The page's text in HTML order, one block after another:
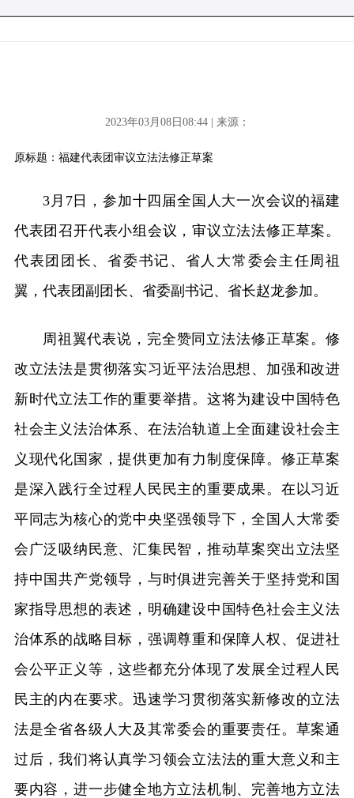
2023年03月08日08:44 | 来源：
原标题：福建代表团审议立法法修正草案
3月7日，参加十四届全国人大一次会议的福建
代表团召开代表小组会议，审议立法法修正草案。
代表团团长、省委书记、省人大常委会主任周祖
翼，代表团副团长、省委副书记、省长赵龙参加。
周祖翼代表说，完全赞同立法法修正草案。修
改立法法是贯彻落实习近平法治思想、加强和改进
新时代立法工作的重要举措。这将为建设中国特色
社会主义法治体系、在法治轨道上全面建设社会主
义现代化国家，提供更加有力制度保障。修正草案
是深入践行全过程人民民主的重要成果。在以习近
平同志为核心的党中央坚强领导下，全国人大常委
会广泛吸纳民意、汇集民智，推动草案突出立法坚
持中国共产党领导，与时俱进完善关于坚持党和国
家指导思想的表述，明确建设中国特色社会主义法
治体系的战略目标，强调尊重和保障人权、促进社
会公平正义等，这些都充分体现了发展全过程人民
民主的内在要求。迅速学习贯彻落实新修改的立法
法是全省各级人大及其常委会的重要责任。草案通
过后，我们将认真学习领会立法法的重大意义和主
要内容，进一步健全地方立法机制、完善地方立法